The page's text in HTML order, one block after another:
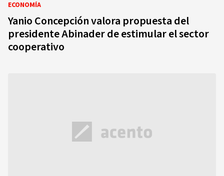
ECONOMÍA
Yanio Concepción valora propuesta del
presidente Abinader de estimular el sector
cooperativo